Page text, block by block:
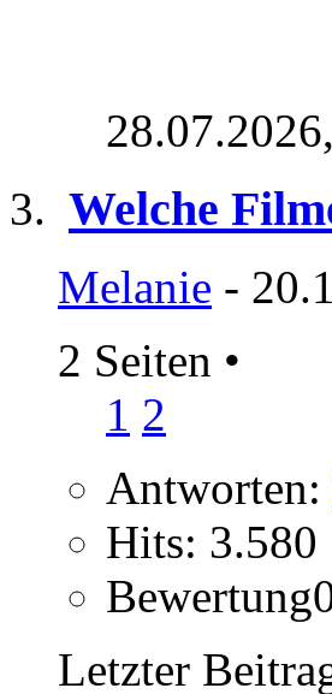
28.07.2026,
Welche
Melanie -
2 Seiten •
1 2
Antworten:
Hits: 3.580
Letzter